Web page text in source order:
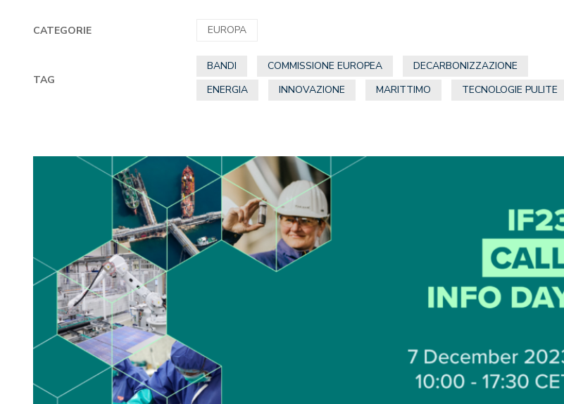
CATEGORIE EUROPA
TAG
BANDI COMMISSIONE EUROPEA
DECARBONIZZAZIONE
ENERGIA
INNOVAZIONE MARITTIMO TECNOLOGIE PULITE